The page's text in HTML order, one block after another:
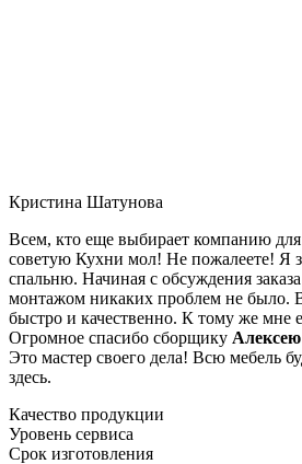
Кристина Шатунова
Всем, кто еще выбирает компанию для
советую Кухни мол! Не пожалеете! Я
спальню. Начиная с обсуждения
монтажом никаких проблем не было.
быстро и качественно. К тому же мне
Огромное спасибо сборщику Алексею
Это мастер своего дела! Всю мебель
здесь.
Качество продукции
Уровень сервиса
Срок изготовления